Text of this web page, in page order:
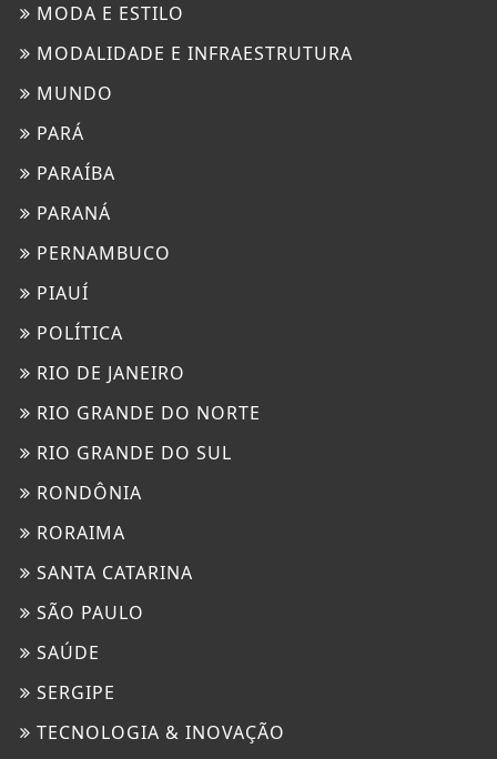
MODA E ESTILO
MODALIDADE E INFRAESTRUTURA
MUNDO
PARÁ
PARAÍBA
PARANÁ
PERNAMBUCO
PIAUÍ
POLÍTICA
RIO DE JANEIRO
RIO GRANDE DO NORTE
RIO GRANDE DO SUL
RONDÔNIA
RORAIMA
SANTA CATARINA
SÃO PAULO
SAÚDE
SERGIPE
TECNOLOGIA & INOVAÇÃO